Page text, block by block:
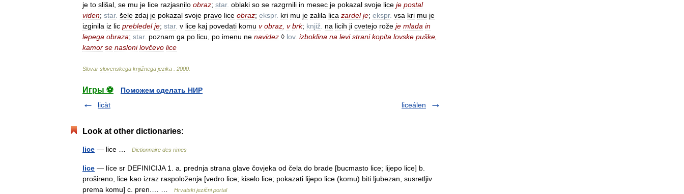
je to slišal se mu je lice razjasnilo obraz; star. oblaki so se razgrnili in mesec je pokazal svoje lice je postal
viden; star. šele zdaj je pokazal svoje pravo lice obraz; ekspr. kri mu je zalila lica zardel je; ekspr. vsa kri mu je
izginila iz lic prebledel je; star. v lice kaj povedati komu v obraz v brk; knjiž na licih ji cvetejo rože je mlada in
lepega obraza; star. poznam ga po licu po imenu ne navidez ◊ lov. izboklina na levi strani kopita lovske puške
kamor se nasloni lovčevo lice
Slovar slovenskega knjižnega jezika 2000
Игры ⚽
Поможем сделать НИР
licàt
liceálen
Look at other dictionaries:
lice — lice … Dictionnaire des rimes
lice — líce sr DEFINICIJA 1. a. prednja strana glave čovjeka od čela do brade [bucmasto lice; lijepo lice] b.
prošireno, lice kao izraz raspoloženja [vedro lice; kiselo lice; pokazati lijepo lice (komu) biti ljubezan, susretljiv
prema komu] c. pren.… …
Hrvatski jezični portal